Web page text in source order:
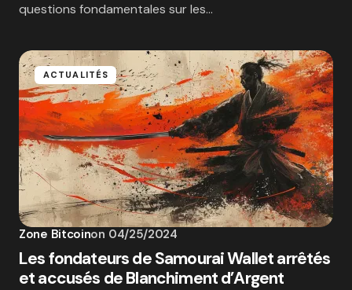
questions fondamentales sur les…
ACTUALITÉS
Zone Bitcoinon 04/25/2024
Les fondateurs de Samourai Wallet arrêtés
et accusés de Blanchiment d’Argent